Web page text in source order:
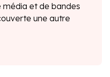
média et de bandes
une autre